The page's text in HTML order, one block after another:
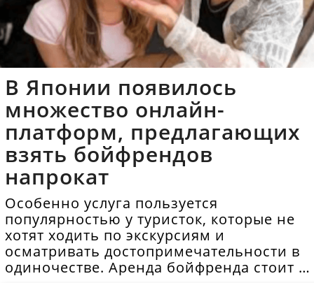
В Японии появилось
множество онлайн-
платформ, предлагающих
взять бойфрендов
напрокат
Особенно услуга пользуется
популярностью у туристок, которые не
хотят ходить по экскурсиям и
осматривать достопримечательности в
одиночестве. Аренда бойфренда стоит в